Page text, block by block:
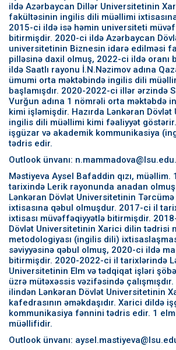
ildə Azərbaycan Dillər Universitetinin
fakültəsinin ingilis dili müəllimi
2015-ci ildə isə həmin universiteti
bitirmişdir. 2020-ci ildə Azərbaycan
universitetinin Biznesin idarə edilməsi
pilləsinə daxil olmuş, 2022-ci ildə oranı
ildə Saatlı rayonu İ.N.Nəzimov adına
ümumi orta məktəbində ingilis dili
başlamışdır. 2020-2022-ci illər ərzində
Vurğun adına 1 nömrəli orta məktəbdə
kimi işləmişdir. Hazırda Lənkəran
ingilis dili müəllimi kimi fəaliyyət
işgüzar və akademik kommunikasiya
tədris edir.
Outlook ünvanı:
Məstiyeva Aysel Bafaddin qızı, müəllim.
tarixində Lerik rayonunda anadan
Lənkəran Dövlət Universitetinin
ixtisasına qəbul olmuşdur. 2017-ci il
ixtisası müvəffəqiyyətlə bitirmişdir.
Dövlət Universitetinin Xarici dilin tədrisi
metodologiyası (ingilis dili)
səviyyəsinə qəbul olmuş, 2020-ci ildə
bitirmişdir. 2020-2022-ci il tarixlərində
Universitetinin Elm və tədqiqat işləri
üzrə mütəxəssis vəzifəsində
ilindən Lənkəran Dövlət Universitetinin
kafedrasının əməkdaşıdır. Xarici dildə
kommunikasiya fənnini tədris edir. 1
müəllifidir.
Outlook ünvanı: